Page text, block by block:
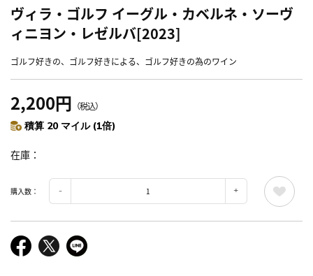
ヴィラ・ゴルフ イーグル・カベルネ・ソーヴ
ィニヨン・レゼルバ[2023]
ゴルフ好きの、ゴルフ好きによる、ゴルフ好きの為のワイン
2,200円 （税込）
積算 20 マイル (1倍)
在庫
購入数：